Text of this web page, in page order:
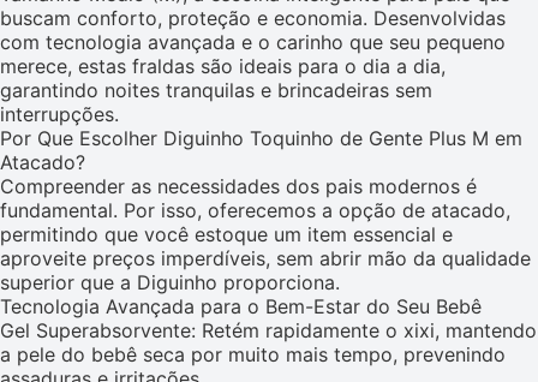
buscam conforto, proteção e economia. Desenvolvidas
com tecnologia avançada e o carinho que seu pequeno
merece, estas fraldas são ideais para o dia a dia,
garantindo noites tranquilas e brincadeiras sem
interrupções.
Por Que Escolher Diguinho Toquinho de Gente Plus M em
Atacado?
Compreender as necessidades dos pais modernos é
fundamental. Por isso, oferecemos a opção de atacado,
permitindo que você estoque um item essencial e
aproveite preços imperdíveis, sem abrir mão da qualidade
superior que a Diguinho proporciona.
Tecnologia Avançada para o Bem-Estar do Seu Bebê
Gel Superabsorvente: Retém rapidamente o xixi, mantendo
a pele do bebê seca por muito mais tempo, prevenindo